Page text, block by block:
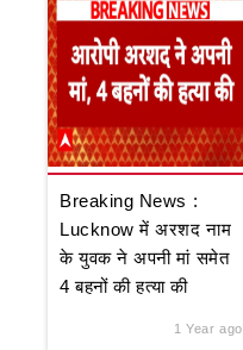
Breaking News :
Lucknow में अरशद नाम
के युवक ने अपनी मां समेत
4 बहनों की हत्या की
1 Year ago